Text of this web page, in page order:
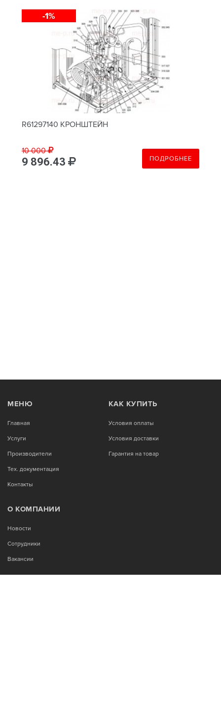
-1%
R61297140 КРОНШТЕЙН
10 000
9 896.43 ПОДРОБНЕЕ
МЕНЮ
Главная
Услуги
Производители
Тех. документация
Контакты
КАК КУПИТЬ
Условия оплаты
Условия доставки
Гарантия на товар
О КОМПАНИИ
Новости
Сотрудники
Вакансии